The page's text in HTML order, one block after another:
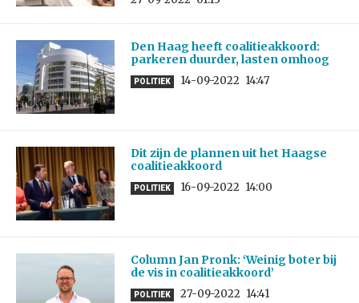
Den Haag heeft coalitieakkoord:
parkeren duurder, lasten omhoog
POLITIEK 14-09-2022 14:47
Dit zijn de plannen uit het Haagse
coalitieakkoord
POLITIEK 16-09-2022 14:00
Column Jan Pronk: ‘Weinig boter bij
de vis in coalitieakkoord’
POLITIEK 27-09-2022 14:41